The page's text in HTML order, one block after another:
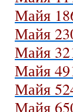
Майя
Майя
Майя
Майя
Майя
Майя